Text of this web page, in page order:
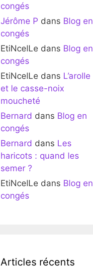
congés
Jérôme P dans Blog en
congés
EtiNcelLe dans Blog en
congés
EtiNcelLe dans L’arolle
et le casse-noix
moucheté
Bernard dans Blog en
congés
Bernard dans Les
haricots : quand les
semer ?
EtiNcelLe dans Blog en
congés
Articles récents